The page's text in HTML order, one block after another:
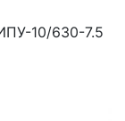
10/630-7.5